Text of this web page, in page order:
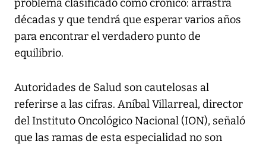
problema clasificado como crónico: arrastra
décadas y que tendrá que esperar varios años
para encontrar el verdadero punto de
equilibrio.
Autoridades de Salud son cautelosas al
referirse a las cifras. Aníbal Villarreal, director
del Instituto Oncológico Nacional (ION), señaló
que las ramas de esta especialidad no son